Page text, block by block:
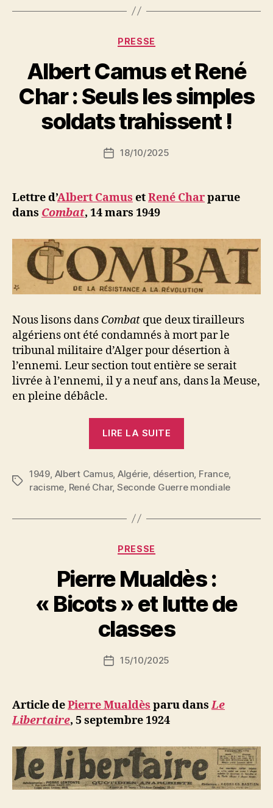
Catégories
PRESSE
Albert Camus et René
Char : Seuls les simples
soldats trahissent !
Auteur
a
r
N
ji
b
Date18/10/2025
Lettre d’Albert Camus etRené Charparue
dans Combat, 14 mars 1949
Nous lisons dans Combat que deux tirailleurs
algériens ont été condamnés à mort par le
tribunal militaire d’Alger pour désertion à
l’ennemi. Leur section tout entière se serait
livrée à l’ennemi, il y a neuf ans, dans la Meuse,
en pleine débâcle.
LIRE LA SUITE
René
Char
soldats
trahissent
! »
Étiquettes
1949 Albert Camus, Algérie désertion France,
racisme René Char, Seconde Guerre mondiale
Catégories
PRESSE
Pierre Mualdès :
« Bicots » et lutte de
classes
Auteur
P
S
N
ji
b
Date15/10/2025
Article dePierre Mualdès paru dansLe
Libertaire, 5 septembre 1924